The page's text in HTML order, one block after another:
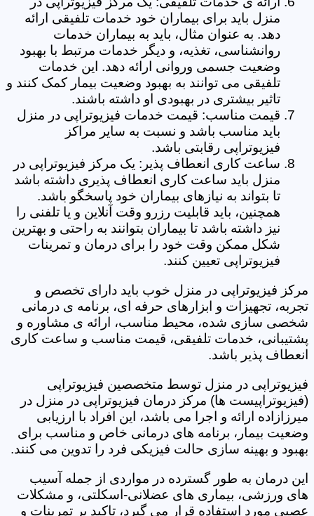
منزل باید برای بیماران خود خدمات تلفیقی ارائه
دهد. به عنوان مثال، باید به بیماران خدمات
روانشناسی، تغذیه، و دیگر خدمات مرتبط با بهبود
وضعیت جسمی وروانی ارائه دهد. این خدمات
تلفیقی می توانند به بهبود وضعیت بیمار کمک کنند و
تاثیر بیشتری در بهبودی او داشته باشند.
قیمت مناسب: قیمت خدمات فیزیوتراپی در منزل
باید مناسب باشد و نسبت به سایر مراکز
فیزیوتراپی رقابتی باشد.
ساعت کاری انعطاف پذیر: یک مرکز فیزیوتراپی در
منزل باید ساعت کاری انعطاف پذیری داشته باشد
تا بتواند به نیازهای بیماران خود پاسخگو باشد.
همچنین، باید قابلیت رزرو وقت آنلاین و یا تلفنی را
نیز داشته باشد تا بیماران بتوانند به راحتی و بهترین
شکل ممکن وقت خود را برای درمان و تمرینات
فیزیوتراپی تعیین کنند.
مرکز فیزیوتراپی در منزل خوب باید دارای تخصص و
تجربه، تجهیزات و ابزارهای حرفه ای، برنامه ی درمانی
شخصی سازی شده، محیط مناسب، ارائه ی مشاوره و
پشتیبانی، خدمات تلفیقی، قیمت مناسب و ساعت کاری
انعطاف پذیر باشد.
فیزیوتراپی در منزل توسط متخصصین فیزیوتراپی
(فیزیوتراپیست ها) مرکز درمان فیزیوتراپی در منزل در
میرزازاده ارائه و اجرا می باشد، این افراد با ارزیابی
وضعیت بیمار، برنامه های درمانی خاص و مناسب برای
بهبود و بهینه سازی حالت فیزیکی فرد را تدوین می کنند.
این درمان به طور گسترده در مواردی از جمله آسیب
های ورزشی، بیماری های عضلانی-اسکلتی، و مشکلات
عصبی مورد استفاده قرار می گیرد، تاکید بر تمرینات و